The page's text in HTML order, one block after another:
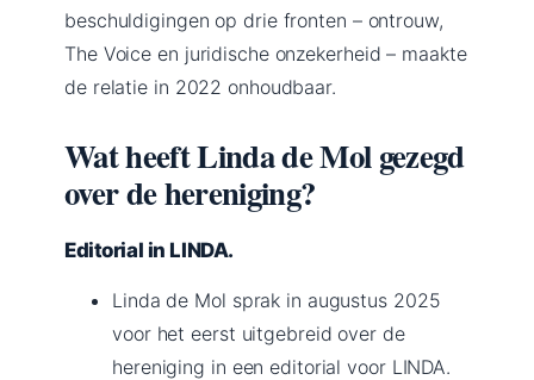
beschuldigingen op drie fronten – ontrouw,
The Voice en juridische onzekerheid – maakte
de relatie in 2022 onhoudbaar.
Wat heeft Linda de Mol gezegd
over de hereniging?
Editorial in LINDA.
Linda de Mol sprak in augustus 2025
voor het eerst uitgebreid over de
hereniging in een editorial voor LINDA.